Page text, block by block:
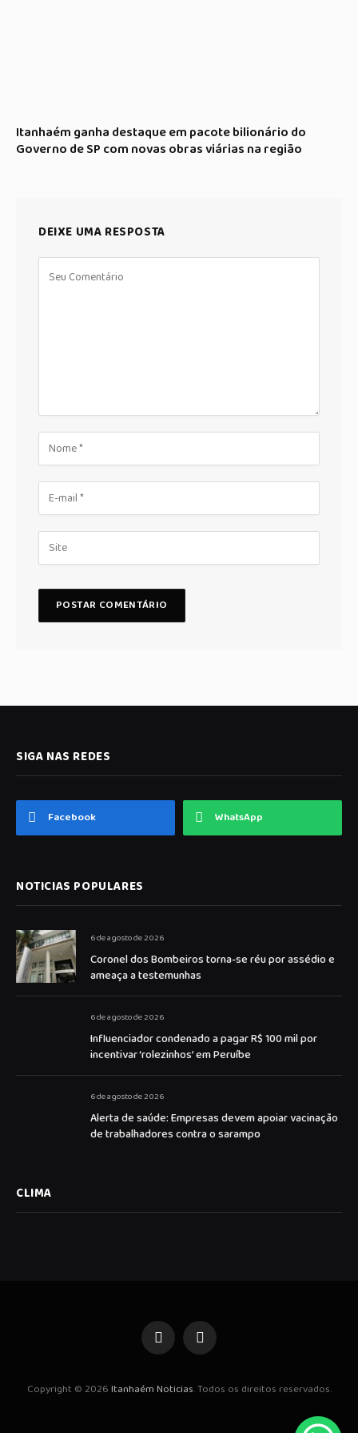
Itanhaém ganha destaque em pacote bilionário do
Governo de SP com novas obras viárias na região
DEIXE UMA RESPOSTA
SIGA NAS REDES
Facebook WhatsApp
NOTICIAS POPULARES
6 de agosto de 2026
Coronel dos Bombeiros torna-se réu por assédio e
ameaça a testemunhas
6 de agosto de 2026
Influenciador condenado a pagar R$ 100 mil por
incentivar ‘rolezinhos’ em Peruíbe
6 de agosto de 2026
Alerta de saúde: Empresas devem apoiar vacinação
de trabalhadores contra o sarampo
CLIMA
FacebookInstagram
Copyright © 2026Itanhaém Noticias. Todos os direitos reservados.